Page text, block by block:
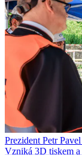
Prezident Petr
Vzniká 3D tiskem a